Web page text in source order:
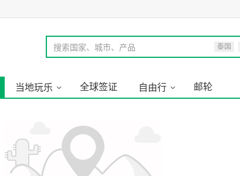
搜索国家、城市、产品 泰国
当地玩乐 全球签证 自由行 邮轮